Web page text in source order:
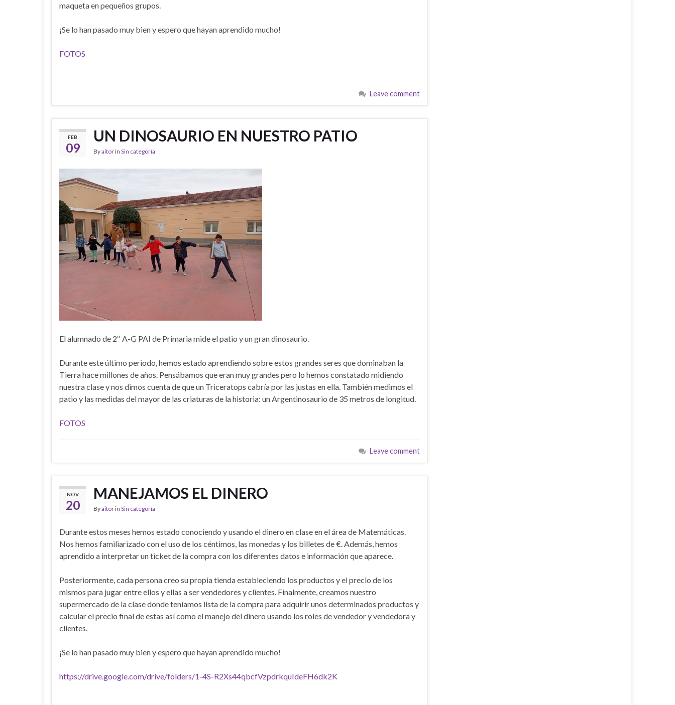
maqueta en pequeños grupos.
¡Se lo han pasado muy bien y espero que hayan aprendido mucho!
FOTOS
Leave comment
FEB
09
UN DINOSAURIO EN NUESTRO PATIO
Byaitorin Sin categoría
El alumnado de 2º A-G PAI de Primaria mide el patio y un gran dinosaurio.
Durante este último periodo, hemos estado aprendiendo sobre estos grandes seres que dominaban la
Tierra hace millones de años. Pensábamos que eran muy grandes pero lo hemos constatado midiendo
nuestra clase y nos dimos cuenta de que un Triceratops cabría por las justas en ella. También medimos el
patio y las medidas del mayor de las criaturas de la historia: un Argentinosaurio de 35 metros de longitud.
FOTOS
Leave comment
NOV
20
MANEJAMOS EL DINERO
Byaitorin Sin categoría
Durante estos meses hemos estado conociendo y usando el dinero en clase en el área de Matemáticas.
Nos hemos familiarizado con el uso de los céntimos, las monedas y los billetes de €. Además, hemos
aprendido a interpretar un ticket de la compra con los diferentes datos e información que aparece.
Posteriormente, cada persona creo su propia tienda estableciendo los productos y el precio de los
mismos para jugar entre ellos y ellas a ser vendedores y clientes. Finalmente, creamos nuestro
supermercado de la clase donde teníamos lista de la compra para adquirir unos determinados productos y
calcular el precio final de estas así como el manejo del dinero usando los roles de vendedor y vendedora y
clientes.
¡Se lo han pasado muy bien y espero que hayan aprendido mucho!
https://drive.google.com/drive/folders/1-4S-R2Xs44qbcfVzpdrkquIdeFH6dk2K